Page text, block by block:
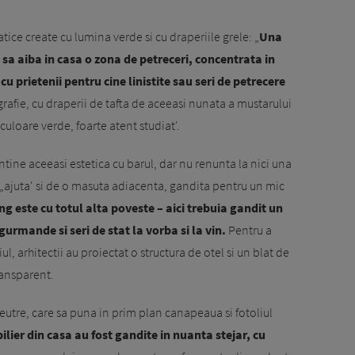
create cu lumina verde si cu draperiile grele: „Una
aiba in casa o zona de petreceri, concentrata in
prietenii pentru cine linistite sau seri de petrecere
cu draperii de tafta de aceeasi nunata a mustarului
verde, foarte atent studiat'.
aceeasi estetica cu barul, dar nu renunta la nici una
si de o masuta adiacenta, gandita pentru un mic
este cu totul alta poveste – aici trebuia gandit un
si seri de stat la vorba si la vin. Pentru a
arhitectii au proiectat o structura de otel si un blat de
care sa puna in prim plan canapeaua si fotoliul
din casa au fost gandite in nuanta stejar, cu